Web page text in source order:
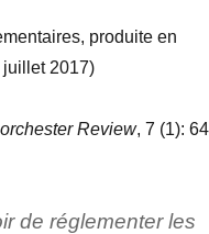
produite en
2017)
Review, 7 (1):
de réglementer les